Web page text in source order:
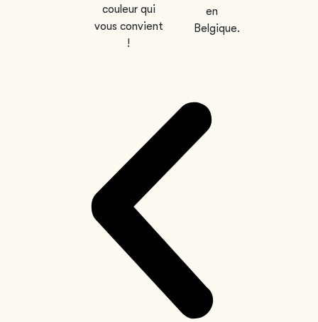
couleur qui
vous convient
!
en
Belgique.